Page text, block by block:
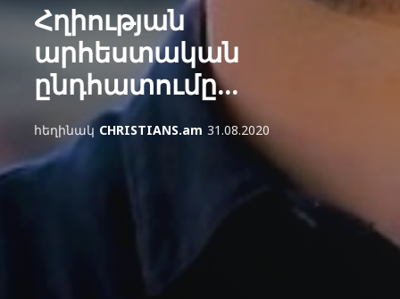
Հղիության
արհեստական
ընդհատումը...
հեղինակ CHRISTIANS.am 31.08.2020